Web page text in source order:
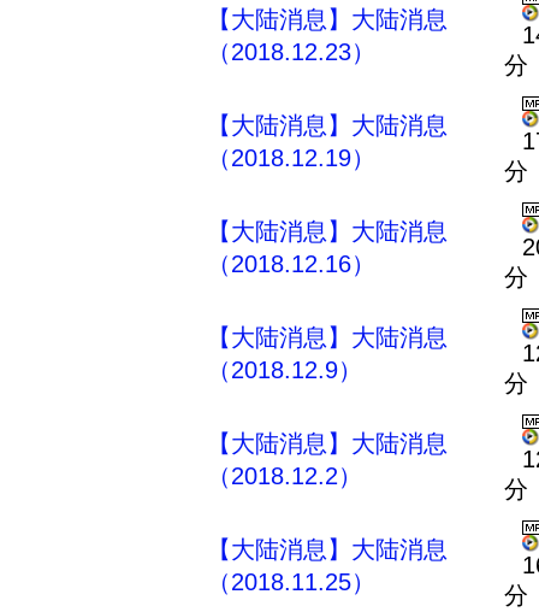
【大陆消息】大陆消息
（2018.12.23）
分
【大陆消息】大陆消息
（2018.12.19）
分
【大陆消息】大陆消息
（2018.12.16）
分
【大陆消息】大陆消息
（2018.12.9）
分
【大陆消息】大陆消息
（2018.12.2）
分
【大陆消息】大陆消息
（2018.11.25）
分